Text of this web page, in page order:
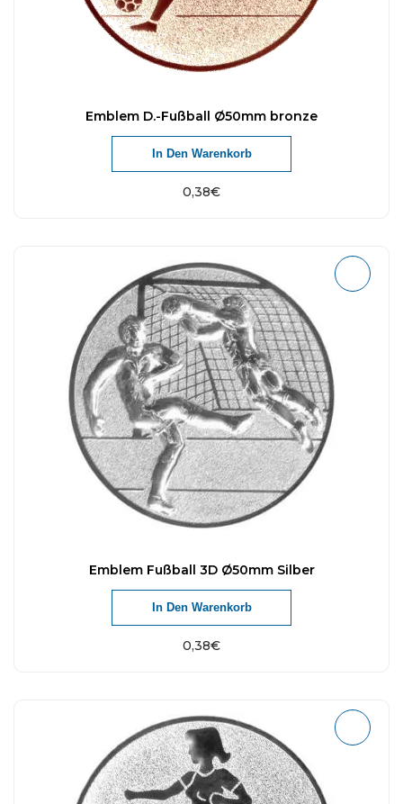
Emblem D.-Fußball Ø50mm bronze
0,38€
In Den Warenkorb
Emblem Fußball 3D Ø50mm Silber
0,38€
In Den Warenkorb